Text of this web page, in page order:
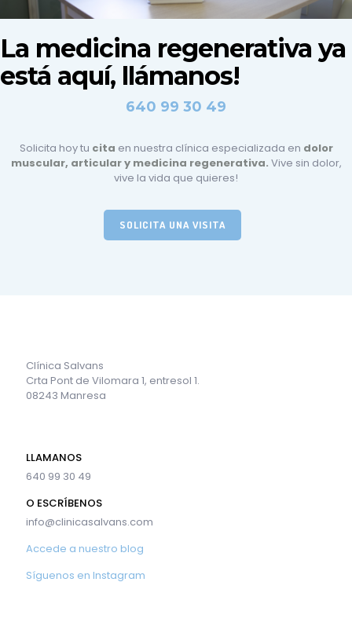
La medicina regenerativa ya
está aquí, llámanos!
640 99 30 49
Solicita hoy tu cita en nuestra clínica especializada en dolor
muscular, articular y medicina regenerativa. Vive sin dolor,
vive la vida que quieres!
SOLICITA UNA VISITA
Clínica Salvans
Crta Pont de Vilomara 1, entresol 1.
08243 Manresa
LLAMANOS
640 99 30 49
O ESCRÍBENOS
info@clinicasalvans.com
Accede a nuestro blog
Síguenos en Instagram